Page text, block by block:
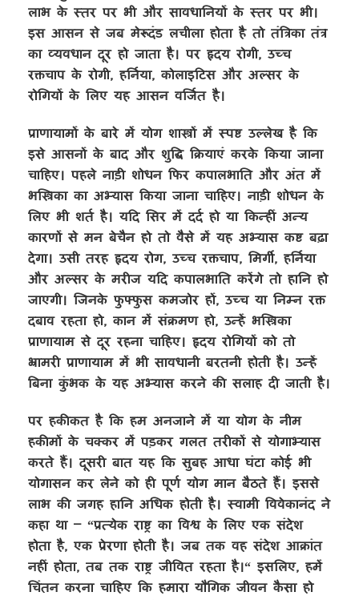
लाभ के स्तर पर भी और सावधानियों के स्तर पर भी।
इस आसन से जब मेरूदंड लचीला होता है तो तंत्रिका तंत्र
का व्यवधान दूर हो जाता है। पर हृदय रोगी, उच्च
रक्तचाप के रोगी, हर्निया, कोलाइटिस और अल्सर के
रोगियों के लिए यह आसन वर्जित है।
प्राणायामों के बारे में योग शास्त्रों में स्पष्ट उल्लेख है कि
इसे आसनों के बाद और शुद्धि क्रियाएं करके किया जाना
चाहिए। पहले नाड़ी शोधन फिर कपालभाति और अंत में
भस्त्रिका का अभ्यास किया जाना चाहिए। नाड़ी शोधन के
लिए भी शर्त है। यदि सिर में दर्द हो या किन्हीं अन्य
कारणों से मन बेचैन हो तो वैसे में यह अभ्यास कष्ट बढ़ा
देगा। उसी तरह हृदय रोग, उच्च रक्तचाप, मिर्गी, हर्निया
और अल्सर के मरीज यदि कपालभाति करेंगे तो हानि हो
जाएगी। जिनके फुफ्फुस कमजोर हों, उच्च या निम्न रक्त
दबाव रहता हो, कान में संक्रमण हो, उन्हें भस्त्रिका
प्राणायाम से दूर रहना चाहिए। हृदय रोगियों को तो
भ्रामरी प्राणायाम में भी सावधानी बरतनी होती है। उन्हें
बिना कुंभक के यह अभ्यास करने की सलाह दी जाती है।
पर हकीकत है कि हम अनजाने में या योग के नीम
हकीमों के चक्कर में पड़कर गलत तरीकों से योगाभ्यास
करते हैं। दूसरी बात यह कि सुबह आधा घंटा कोई भी
योगासन कर लेने को ही पूर्ण योग मान बैठते हैं। इससे
लाभ की जगह हानि अधिक होती है। स्वामी विवेकानंद ने
कहा था – “प्रत्येक राष्ट्र का विश्व के लिए एक संदेश
होता है, एक प्रेरणा होती है। जब तक वह संदेश आक्रांत
नहीं होता, तब तक राष्ट्र जीवित रहता है।“ इसलिए, हमें
चिंतन करना चाहिए कि हमारा यौगिक जीवन कैसा हो